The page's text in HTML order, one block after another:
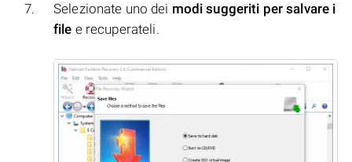
Selezionate uno dei modi suggeriti per salvare i
file e recuperateli.